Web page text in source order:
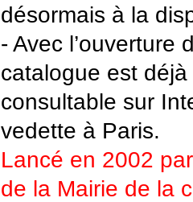
désormais à la
- Avec l’ouverture
catalogue est
consultable sur
vedette à Paris.
Lancé en 2002
de la Mairie de la